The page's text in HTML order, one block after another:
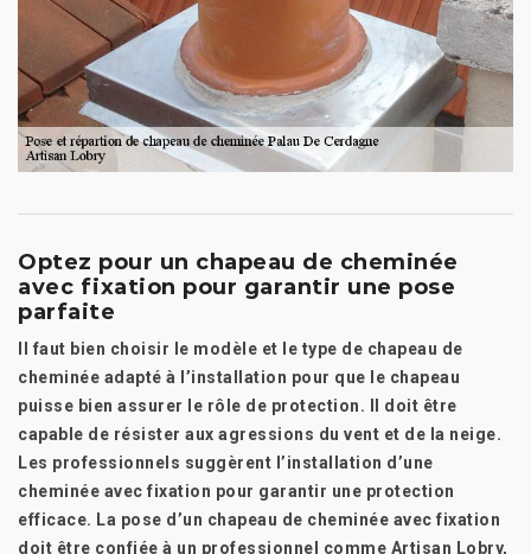
Optez pour un chapeau de cheminée
avec fixation pour garantir une pose
parfaite
Il faut bien choisir le modèle et le type de chapeau de
cheminée adapté à l’installation pour que le chapeau
puisse bien assurer le rôle de protection. Il doit être
capable de résister aux agressions du vent et de la neige.
Les professionnels suggèrent l’installation d’une
cheminée avec fixation pour garantir une protection
efficace. La pose d’un chapeau de cheminée avec fixation
doit être confiée à un professionnel comme Artisan Lobry,